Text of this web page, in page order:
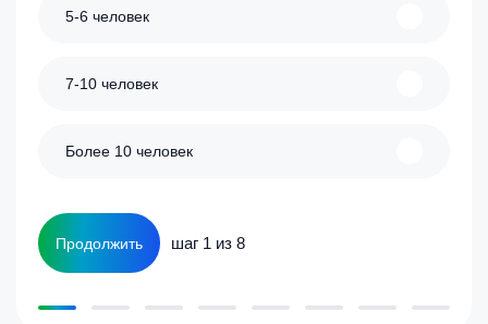
5-6 человек
7-10 человек
Более 10 человек
Продолжить шаг 1 из 8